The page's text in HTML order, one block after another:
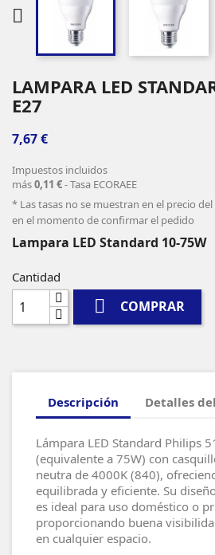

LAMPARA LED
E27
7,67 €
Impuestos incluidos
más0,11 €- Tasa ECORAEE
* Las tasas no se muestran en el precio
en el momento de confirmar el pedido
Lampara LED Standard 10-75W
Cantidad
 COMPRAR
Descripción Detalles
Lámpara LED Standard Philips
(equivalente a 75W) con
neutra de 4000K (840),
equilibrada y eficiente. Su
es ideal para uso doméstico o
proporcionando buena
en cualquier espacio.